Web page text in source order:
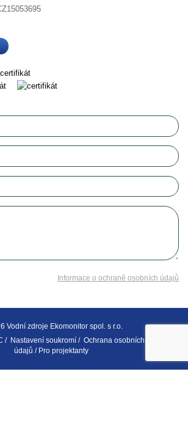
Informace o ochraně osobních údajů
Vodní zdroje Ekomonitor spol. s r.o.
/ Nastavení soukromí/ Ochrana osobních
údajů / Pro projektanty